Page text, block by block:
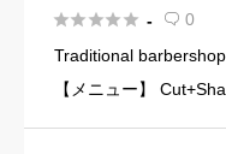
 -  0
Traditional
【メニュー】